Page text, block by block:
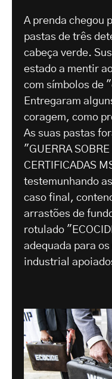
A prenda chegou
pastas de três
cabeça verde.
estado a mentir
com símbolos de
Entregaram
coragem, como
As suas pastas
"GUERRA
CERTIFICADAS
testemunhando
caso final,
arrastões de
rotulado
adequada para
industrial